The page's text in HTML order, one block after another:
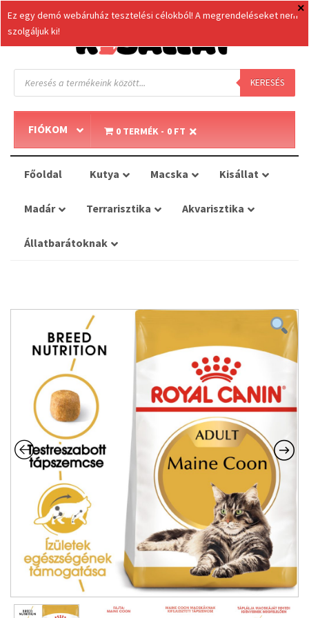
Products
search KERESÉS
FIÓKOM 0 TERMÉK 0 FT
Főoldal Kutya Macska Kisállat
Madár Terrarisztika Akvarisztika
Állatbarátoknak
Ez egy demó webáruház tesztelési célokból! A megrendeléseket nem
szolgáljuk ki!